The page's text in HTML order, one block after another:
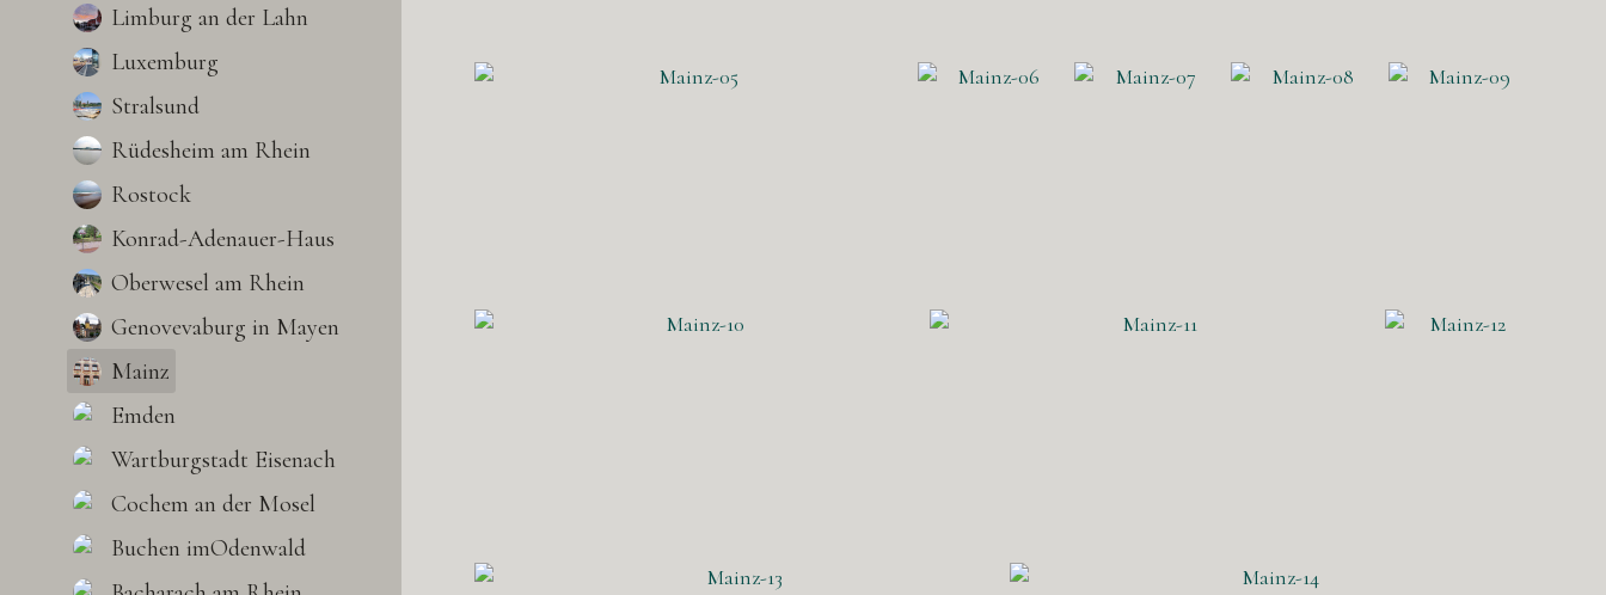
Limburg an der Lahn
Luxemburg
Stralsund
Rüdesheim am Rhein
Rostock
Konrad-Adenauer-Haus
Oberwesel am Rhein
Genovevaburg in Mayen
Mainz
Emden
Wartburgstadt Eisenach
Cochem an der Mosel
Buchen imOdenwald